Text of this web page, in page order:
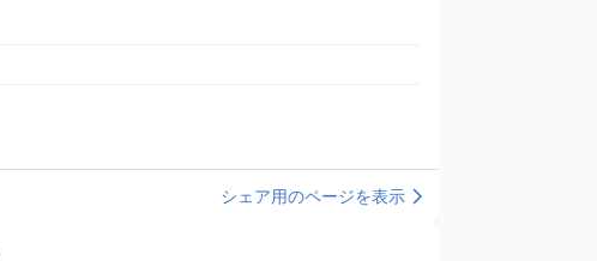
シェア用のページを表示